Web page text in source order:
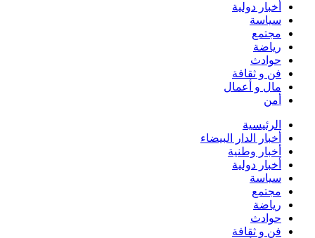
أخبار دولية
سياسة
مجتمع
رياضة
حوادث
فن و ثقافة
مال و أعمال
أمن
الرئيسية
أخبار الدار البيضاء
أخبار وطنية
أخبار دولية
سياسة
مجتمع
رياضة
حوادث
فن و ثقافة